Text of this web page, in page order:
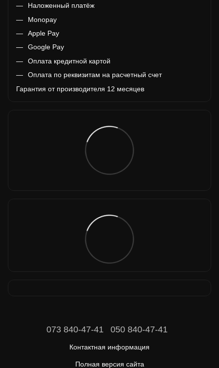
Наложенный платёж
Monopay
Apple Pay
Google Pay
Оплата кредитной картой
Оплата по реквизитам на расчетный счет
Гарантия от производителя 12 месяцев
073 840-47-41 050 840-47-41
Контактная информация
Полная версия сайта